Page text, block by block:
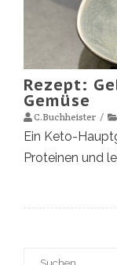
Rezept:
Gemüse
C.Buchheister
Ein Keto-
Proteinen und